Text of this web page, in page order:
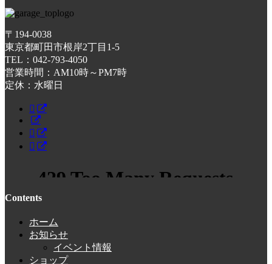
〒194-0038
東京都町田市根岸2丁目1-5
TEL：042-793-4050
営業時間：AM10時～PM7時
定休：水曜日
Contents
ホーム
お知らせ
イベント情報
ショップ